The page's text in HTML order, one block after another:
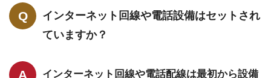
インターネット回線や電話設備はセットされ
ていますか？
インターネット回線や電話配線は最初から設備